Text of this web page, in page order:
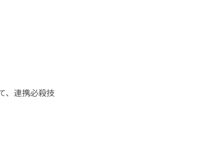
、連携必殺技